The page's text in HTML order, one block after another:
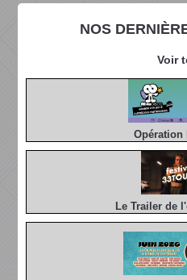
NOS
Voir
Opération
Le Trailer de